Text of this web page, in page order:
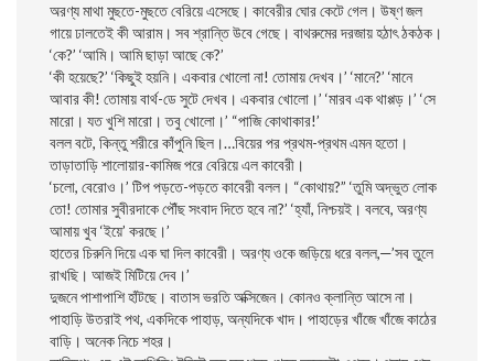
অরণ্য মাথা মুছতে-মুছতে বেরিয়ে এসেছে। কাবেরীর ঘাের কেটে গেল। উষ্ণ জল
গায়ে ঢালতেই কী আরাম। সব শ্রান্তি উবে গেছে। বাথরুমের দরজায় হঠাৎ ঠকঠক।
‘কে?’ ‘আমি। আমি ছাড়া আছে কে?’
‘কী হয়েছে?’ ‘কিছুই হয়নি। একবার খােলাে না! তােমায় দেখব।’ ‘মানে?’ ‘মানে
আবার কী! তােমায় বার্থ-ডে সুটে দেখব। একবার খােলাে।’ ‘মারব এক থাপ্পড়।’ ‘সে
মারাে। যত খুশি মারাে। তবু খােলাে।’ “পাজি কোথাকার!’
বলল বটে, কিন্তু শরীরে কাঁপুনি ছিল।…বিয়ের পর প্রথম-প্রথম এমন হতাে।
তাড়াতাড়ি শালােয়ার-কামিজ পরে বেরিয়ে এল কাবেরী।
‘চলাে, বেরােও।’ টিপ পড়তে-পড়তে কাবেরী বলল। “কোথায়?” ‘তুমি অদ্ভুত লােক
তাে! তােমার সুবীরদাকে পৌঁছ সংবাদ দিতে হবে না?’ ‘হ্যাঁ, নিশ্চয়ই। বলবে, অরণ্য
আমায় খুব ‘ইয়ে’ করছে।’
হাতের চিরুনি দিয়ে এক ঘা দিল কাবেরী। অরণ্য ওকে জড়িয়ে ধরে বলল,—’সব তুলে
রাখছি। আজই মিটিয়ে দেব।’
দুজনে পাশাপাশি হাঁটছে। বাতাস ভরতি অক্সিজেন। কোনও ক্লান্তি আসে না।
পাহাড়ি উতরাই পথ, একদিকে পাহাড়, অন্যদিকে খাদ। পাহাড়ের খাঁজে খাঁজে কাঠের
বাড়ি। অনেক নিচে শহর।